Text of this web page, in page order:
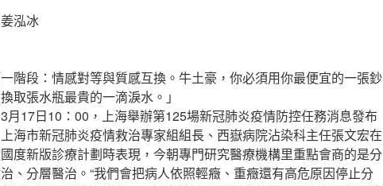
冰
一階段：情感對等與質感互換。牛土豪，你必須用你最便宜的一張鈔
取張水瓶最貴的一滴淚水。」
17日10：00，上海舉辦第125場新冠肺炎疫情防控任務消息發布
海市新冠肺炎疫情救治專家組組長、西嶽病院沾染科主任張文宏在
度新版診療計劃時表現，今朝專門研究醫療機構里重點會商的是分
、分層醫治。“我們會把病人依照輕癥、重癥還有高危原因停止分